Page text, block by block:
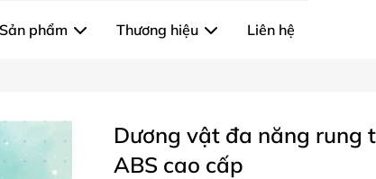
Sản phẩm Thương hiệu Liên hệ
Dương vật đa năng rung
ABS cao cấp